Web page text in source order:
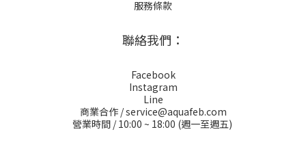
服務條款
聯絡我們：
Facebook
Instagram
Line
商業合作 / service@aquafeb.com
營業時間 / 10:00 ~ 18:00 (週一至週五)